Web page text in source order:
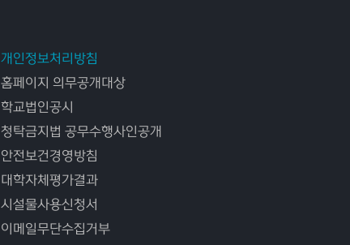
개인정보처리방침
홈페이지 의무공개대상
학교법인공시
청탁금지법 공무수행사인공개
안전보건경영방침
대학자체평가결과
시설물사용신청서
이메일무단수집거부